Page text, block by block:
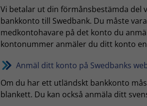
Vi betalar ut din förmånsbestämda del
bankkonto till Swedbank. Du måste
medkontohavare på det konto du
kontonummer anmäler du ditt konto
Anmäl ditt konto på Swedbanks
Om du har ett utländskt bankkonto
blankett. Du kan också anmäla ditt